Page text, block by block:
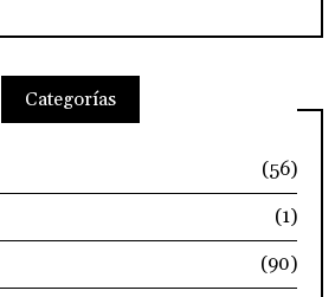
Categorías
(56)
(1)
(90)